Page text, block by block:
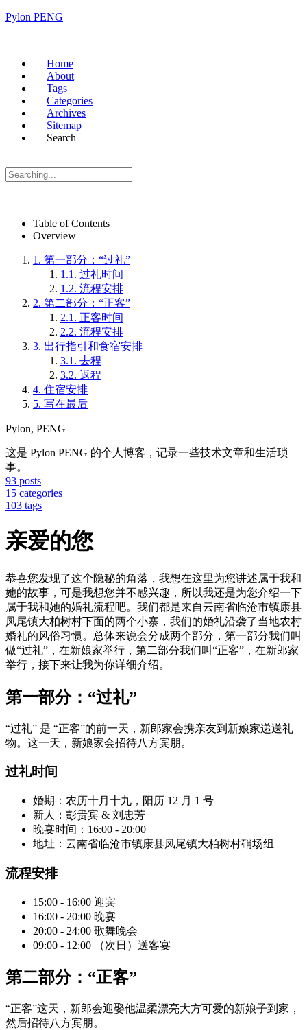
Pylon PENG
Home
About
Tags
Categories
Archives
Sitemap
Search
Table of Contents
Overview
1. 第一部分：“过礼”
1.1. 过礼时间
1.2. 流程安排
2. 第二部分：“正客”
2.1. 正客时间
2.2. 流程安排
3. 出行指引和食宿安排
3.1. 去程
3.2. 返程
4. 住宿安排
5. 写在最后
Pylon, PENG
这是 Pylon PENG 的个人博客，记录一些技术文章和生活琐
事。
93 posts
15 categories
103 tags
亲爱的您
恭喜您发现了这个隐秘的角落，我想在这里为您讲述属于我和
她的故事，可是我想您并不感兴趣，所以我还是为您介绍一下
属于我和她的婚礼流程吧。我们都是来自云南省临沧市镇康县
凤尾镇大柏树村下面的两个小寨，我们的婚礼沿袭了当地农村
婚礼的风俗习惯。总体来说会分成两个部分，第一部分我们叫
做“过礼”，在新娘家举行，第二部分我们叫“正客”，在新郎家
举行，接下来让我为你详细介绍。
第一部分：“过礼”
“过礼” 是 “正客”的前一天，新郎家会携亲友到新娘家递送礼
物。这一天，新娘家会招待八方宾朋。
过礼时间
婚期：农历十月十九，阳历 12 月 1 号
新人：彭贵宾 & 刘忠芳
晚宴时间：16:00 - 20:00
地址：云南省临沧市镇康县凤尾镇大柏树村硝场组
流程安排
15:00 - 16:00 迎宾
16:00 - 20:00 晚宴
20:00 - 24:00 歌舞晚会
09:00 - 12:00 （次日）送客宴
第二部分：“正客”
“正客”这天，新郎会迎娶他温柔漂亮大方可爱的新娘子到家，
然后招待八方宾朋。